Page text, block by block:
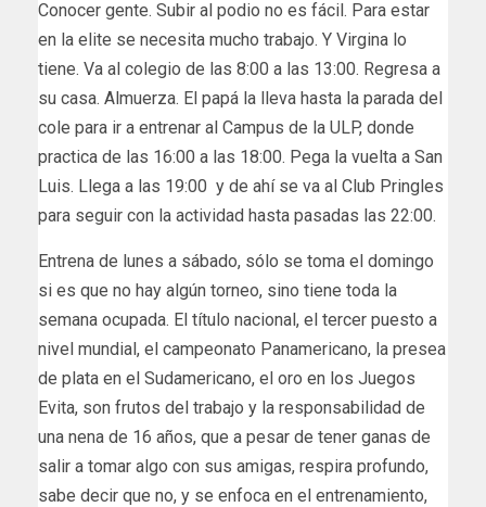
Conocer gente. Subir al podio no es fácil. Para estar
en la elite se necesita mucho trabajo. Y Virgina lo
tiene. Va al colegio de las 8:00 a las 13:00. Regresa a
su casa. Almuerza. El papá la lleva hasta la parada del
cole para ir a entrenar al Campus de la ULP, donde
practica de las 16:00 a las 18:00. Pega la vuelta a San
Luis. Llega a las 19:00 y de ahí se va al Club Pringles
para seguir con la actividad hasta pasadas las 22:00.
Entrena de lunes a sábado, sólo se toma el domingo
si es que no hay algún torneo, sino tiene toda la
semana ocupada. El título nacional, el tercer puesto a
nivel mundial, el campeonato Panamericano, la presea
de plata en el Sudamericano, el oro en los Juegos
Evita, son frutos del trabajo y la responsabilidad de
una nena de 16 años, que a pesar de tener ganas de
salir a tomar algo con sus amigas, respira profundo,
sabe decir que no, y se enfoca en el entrenamiento,